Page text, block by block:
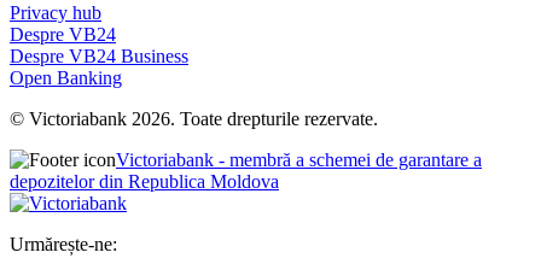
Privacy hub
Despre VB24
Despre VB24 Business
Open Banking
© Victoriabank 2026. Toate drepturile rezervate.
Victoriabank - membră a schemei de garantare a
depozitelor din Republica Moldova
Urmărește-ne: